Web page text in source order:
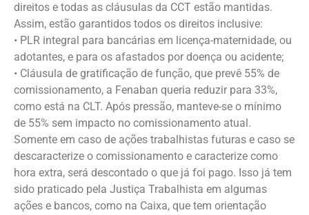
direitos e todas as cláusulas da CCT estão mantidas.
Assim, estão garantidos todos os direitos inclusive:
• PLR integral para bancárias em licença-maternidade, ou
adotantes, e para os afastados por doença ou acidente;
• Cláusula de gratificação de função, que prevê 55% de
comissionamento, a Fenaban queria reduzir para 33%,
como está na CLT. Após pressão, manteve-se o mínimo
de 55% sem impacto no comissionamento atual.
Somente em caso de ações trabalhistas futuras e caso se
descaracterize o comissionamento e caracterize como
hora extra, será descontado o que já foi pago. Isso já tem
sido praticado pela Justiça Trabalhista em algumas
ações e bancos, como na Caixa, que tem orientação